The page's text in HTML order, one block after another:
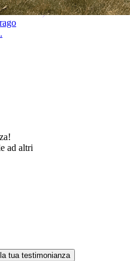
ad altri
tua testimonianza